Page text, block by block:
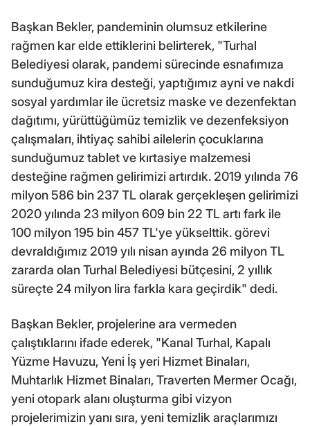
Başkan Bekler, pandeminin olumsuz etkilerine
rağmen kar elde ettiklerini belirterek, "Turhal
Belediyesi olarak, pandemi sürecinde esnafımıza
sunduğumuz kira desteği, yaptığımız ayni ve nakdi
sosyal yardımlar ile ücretsiz maske ve dezenfektan
dağıtımı, yürüttüğümüz temizlik ve dezenfeksiyon
çalışmaları, ihtiyaç sahibi ailelerin çocuklarına
sunduğumuz tablet ve kırtasiye malzemesi
desteğine rağmen gelirimizi artırdık. 2019 yılında 76
milyon 586 bin 237 TL olarak gerçekleşen gelirimizi
2020 yılında 23 milyon 609 bin 22 TL artı fark ile
100 milyon 195 bin 457 TL'ye yükselttik. görevi
devraldığımız 2019 yılı nisan ayında 26 milyon TL
zararda olan Turhal Belediyesi bütçesini, 2 yıllık
süreçte 24 milyon lira farkla kara geçirdik" dedi.
Başkan Bekler, projelerine ara vermeden
çalıştıklarını ifade ederek, "Kanal Turhal, Kapalı
Yüzme Havuzu, Yeni İş yeri Hizmet Binaları,
Muhtarlık Hizmet Binaları, Traverten Mermer Ocağı,
yeni otopark alanı oluşturma gibi vizyon
projelerimizin yanı sıra, yeni temizlik araçlarımızı